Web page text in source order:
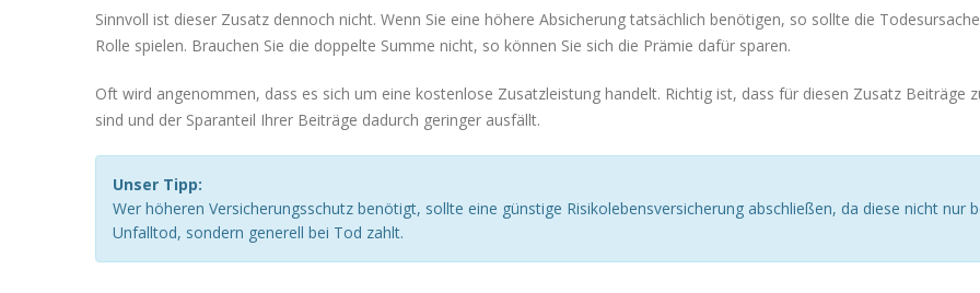
Sinnvoll ist dieser Zusatz dennoch nicht. Wenn Sie eine höhere Absicherung tatsächlich benötigen, so sollte die
Rolle spielen. Brauchen Sie die doppelte Summe nicht, so können Sie sich die Prämie dafür sparen.
Oft wird angenommen, dass es sich um eine kostenlose Zusatzleistung handelt. Richtig ist, dass für diesen Zusatz Beiträge
sind und der Sparanteil Ihrer Beiträge dadurch geringer ausfällt.
Unser Tipp:
Wer höheren Versicherungsschutz benötigt, sollte eine günstige Risikolebensversicherung abschließen, da diese nicht nur
Unfalltod, sondern generell bei Tod zahlt.